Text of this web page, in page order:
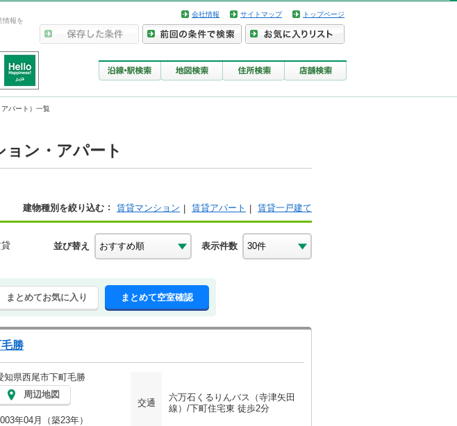
情報を
会社情報 サイトマップ トップページ
パート）一覧
ョン・アパート
建物種別を絞り込む 賃貸マンション 賃貸アパート 賃貸一戸建て
並び替え 表示件数
まとめてお気に入り まとめて空室確認
勝
知県西尾市下町毛勝
周辺地図
交通
六万石くるりんバス（寺津矢田
線）/下町住宅東 徒歩2分
年04月（築23年）